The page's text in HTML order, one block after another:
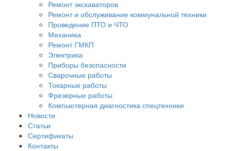
Ремонт экскаваторов
Ремонт и обслуживание коммунальной техники
Проведение ПТО и ЧТО
Механика
Ремонт ГМКП
Электрика
Приборы безопасности
Сварочные работы
Токарные работы
Фрезерные работы
Компьютерная диагностика спецтехники
Новости
Статьи
Сертификаты
Контакты